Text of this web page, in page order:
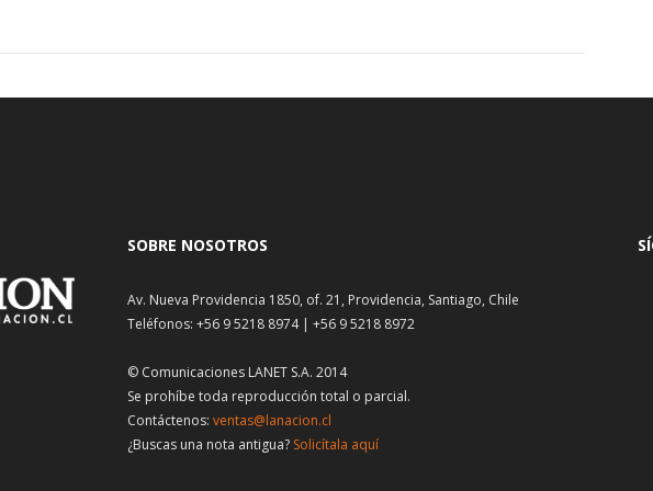
SOBRE NOSOTROS
Av. Nueva Providencia 1850, of. 21, Providencia, Santiago, Chile
Teléfonos: +56 9 5218 8974 | +56 9 5218 8972
© Comunicaciones LANET S.A. 2014
Se prohíbe toda reproducción total o parcial.
Contáctenos: ventas@lanacion.cl
¿Buscas una nota antigua? Solicítala aquí